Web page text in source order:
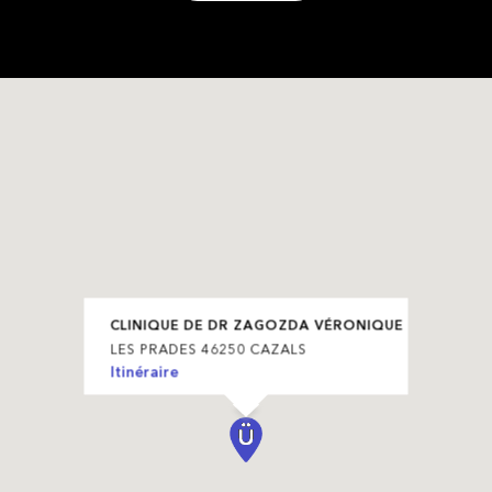
CLINIQUE DE DR ZAGOZDA VÉRONIQUE
LES PRADES 46250 CAZALS
Itinéraire